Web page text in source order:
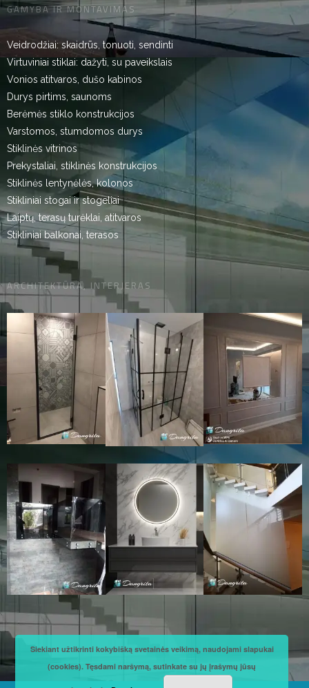
GAMYBA IR MONTAVIMAS
Veidrodžiai: skaidrūs, tonuoti, sendinti
Virtuviniai stiklai: dažyti, su paveikslais
Vonios atitvaros, dušo kabinos
Durys pirtims, saunoms
Berėmės stiklo konstrukcijos
Varstomos, stumdomos durys
Stiklinės vitrinos
Prekystaliai, stiklinės konstrukcijos
Stiklinės lentynėlės, kolonos
Stikliniai stogai ir stogeliai
Laiptų, terasų turėklai, atitvaros
Stikliniai balkonai, terasos
ARCHITEKTŪRA, INTERJERAS
Siekiant užtikrinti kokybišką svetainės veikimą, naudojami slapukai
(cookies). Tęsdami naršymą, sutinkate su jų įrašymų jūsų